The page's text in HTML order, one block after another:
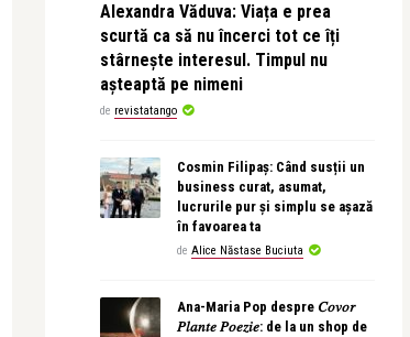
Alexandra Văduva: Viața e prea
scurtă ca să nu încerci tot ce îți
stârnește interesul. Timpul nu
așteaptă pe nimeni
de revistatango
Cosmin Filipaș: Când susții un
business curat, asumat,
lucrurile pur și simplu se așază
în favoarea ta
de Alice Năstase Buciuta
Ana-Maria Pop despre 𝐶𝑜𝑣𝑜𝑟
𝑃𝑙𝑎𝑛𝑡𝑒 𝑃𝑜𝑒𝑧𝑖𝑒: de la un shop de